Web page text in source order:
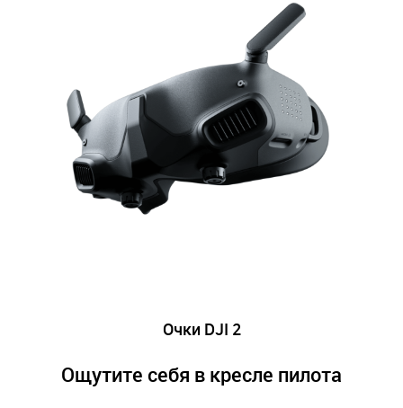
Очки DJI 2
Ощутите себя в кресле пилота